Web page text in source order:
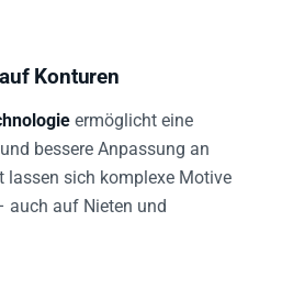
Konturen
ermöglicht eine
bessere Anpassung an
lassen sich komplexe Motive
auch auf Nieten und